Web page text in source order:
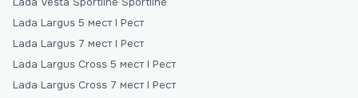
Lada Largus 5 мест I Рест
Lada Largus 7 мест I Рест
Lada Largus Сross 5 мест I Рест
Lada Largus Сross 7 мест I Рест